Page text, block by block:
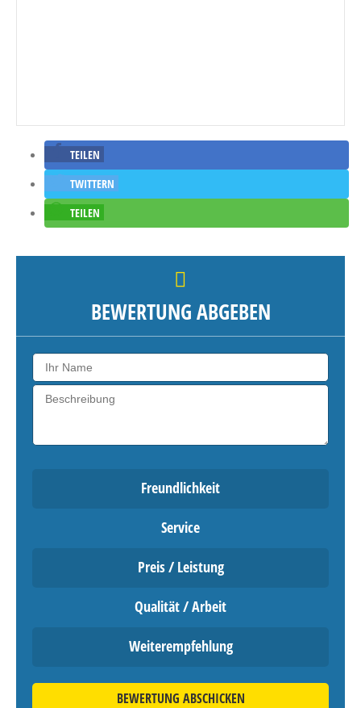
TEILEN
TWITTERN
TEILEN
BEWERTUNG ABGEBEN
Freundlichkeit
Service
Preis / Leistung
Qualität / Arbeit
Weiterempfehlung
BEWERTUNG ABSCHICKEN